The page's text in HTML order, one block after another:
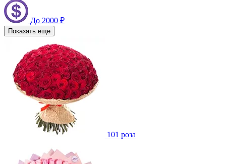
До 2000 ₽
Показать еще
101 роза